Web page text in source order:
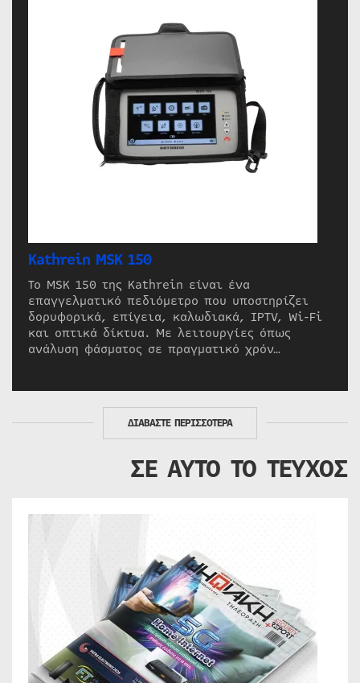
Kathrein MSK 150
Το MSK 150 της Kathrein είναι ένα
επαγγελματικό πεδιόμετρο που υποστηρίζει
δορυφορικά, επίγεια, καλωδιακά, IPTV, Wi-Fi
και οπτικά δίκτυα. Με λειτουργίες όπως
ανάλυση φάσματος σε πραγματικό χρόν…
ΔΙΑΒΑΣΤΕ ΠΕΡΙΣΣΟΤΕΡΑ
ΣΕ ΑΥΤΟ ΤΟ ΤΕΥΧΟΣ